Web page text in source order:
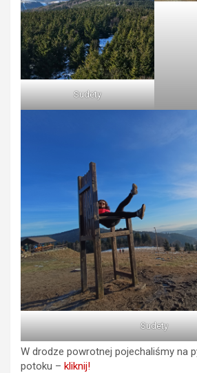
Sudety
Sudety
W drodze powrotnej pojechaliśmy na
potoku – kliknij!